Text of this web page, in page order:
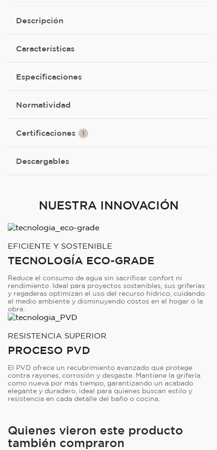
Descripción
Características
Especificaciones
Normatividad
Certificaciones 1
Descargables
NUESTRA INNOVACIÓN
EFICIENTE Y SOSTENIBLE
TECNOLOGÍA ECO-GRADE
Reduce el consumo de agua sin sacrificar confort ni
rendimiento. Ideal para proyectos sostenibles, sus griferías
y regaderas optimizan el uso del recurso hídrico, cuidando
el medio ambiente y disminuyendo costos en el hogar o la
obra.
RESISTENCIA SUPERIOR
PROCESO PVD
El PVD ofrece un recubrimiento avanzado que protege
contra rayones, corrosión y desgaste. Mantiene la grifería
como nueva por más tiempo, garantizando un acabado
elegante y duradero, ideal para quienes buscan estilo y
resistencia en cada detalle del baño o cocina.
Quienes vieron este producto
también compraron